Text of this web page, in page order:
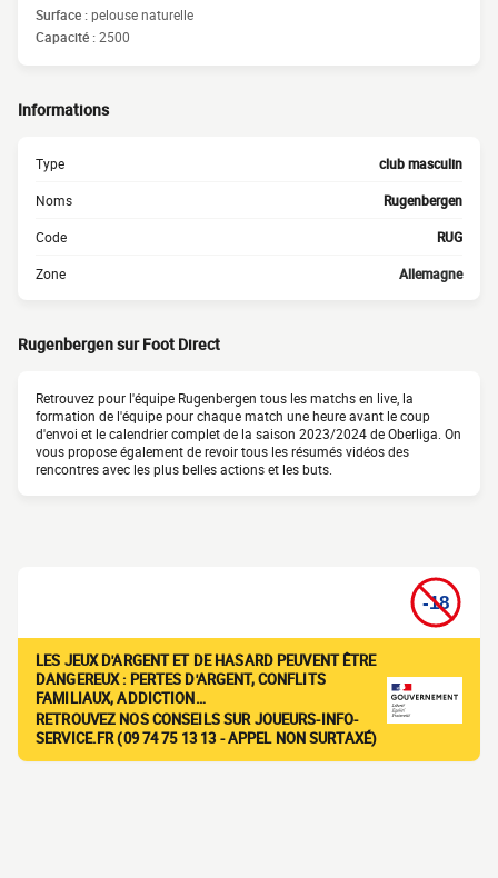
Surface :pelouse naturelle
Capacité :2500
Informations
Type club masculin
Noms Rugenbergen
Code RUG
Zone Allemagne
Rugenbergen sur Foot Direct
Retrouvez pour l'équipe Rugenbergen tous les matchs en live, la
formation de l'équipe pour chaque match une heure avant le coup
d'envoi et le calendrier complet de la saison 2023/2024 de Oberliga. On
vous propose également de revoir tous les résumés vidéos des
rencontres avec les plus belles actions et les buts.
LES JEUX D'ARGENT ET DE HASARD PEUVENT ÊTRE
DANGEREUX : PERTES D'ARGENT, CONFLITS
FAMILIAUX, ADDICTION…
RETROUVEZ NOS CONSEILS SUR JOUEURS-INFO-
SERVICE.FR (09 74 75 13 13 - APPEL NON SURTAXÉ)